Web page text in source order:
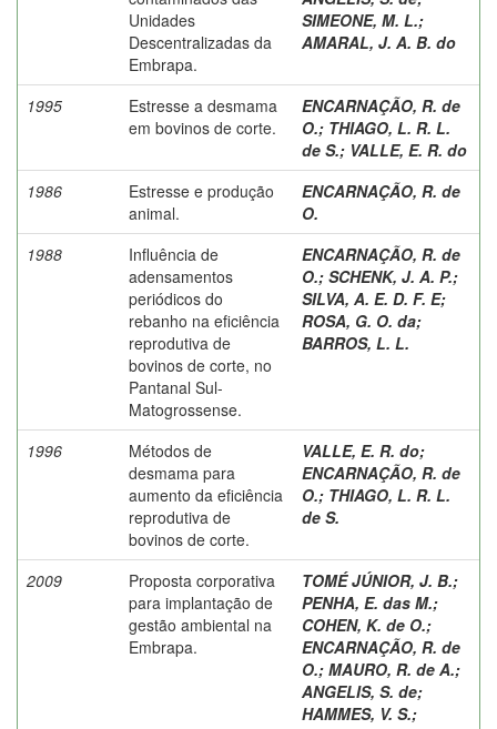
Unidades
Descentralizadas da
Embrapa.
SIMEONE, M. L.;
AMARAL, J. A. B. do
1995
Estresse a desmama
em bovinos de corte.
ENCARNAÇÃO, R. de
O.; THIAGO, L. R. L.
de S.; VALLE, E. R. do
1986
Estresse e produção
animal.
ENCARNAÇÃO, R. de
O.
1988
Influência de
adensamentos
periódicos do
rebanho na eficiência
reprodutiva de
bovinos de corte, no
Pantanal Sul-
Matogrossense.
ENCARNAÇÃO, R. de
O.; SCHENK, J. A. P.;
SILVA, A. E. D. F. E;
ROSA, G. O. da;
BARROS, L. L.
1996
Métodos de
desmama para
aumento da eficiência
reprodutiva de
bovinos de corte.
VALLE, E. R. do;
ENCARNAÇÃO, R. de
O.; THIAGO, L. R. L.
de S.
2009
Proposta corporativa
para implantação de
gestão ambiental na
Embrapa.
TOMÉ JÚNIOR, J. B.;
PENHA, E. das M.;
COHEN, K. de O.;
ENCARNAÇÃO, R. de
O.; MAURO, R. de A.;
ANGELIS, S. de;
HAMMES, V. S.;